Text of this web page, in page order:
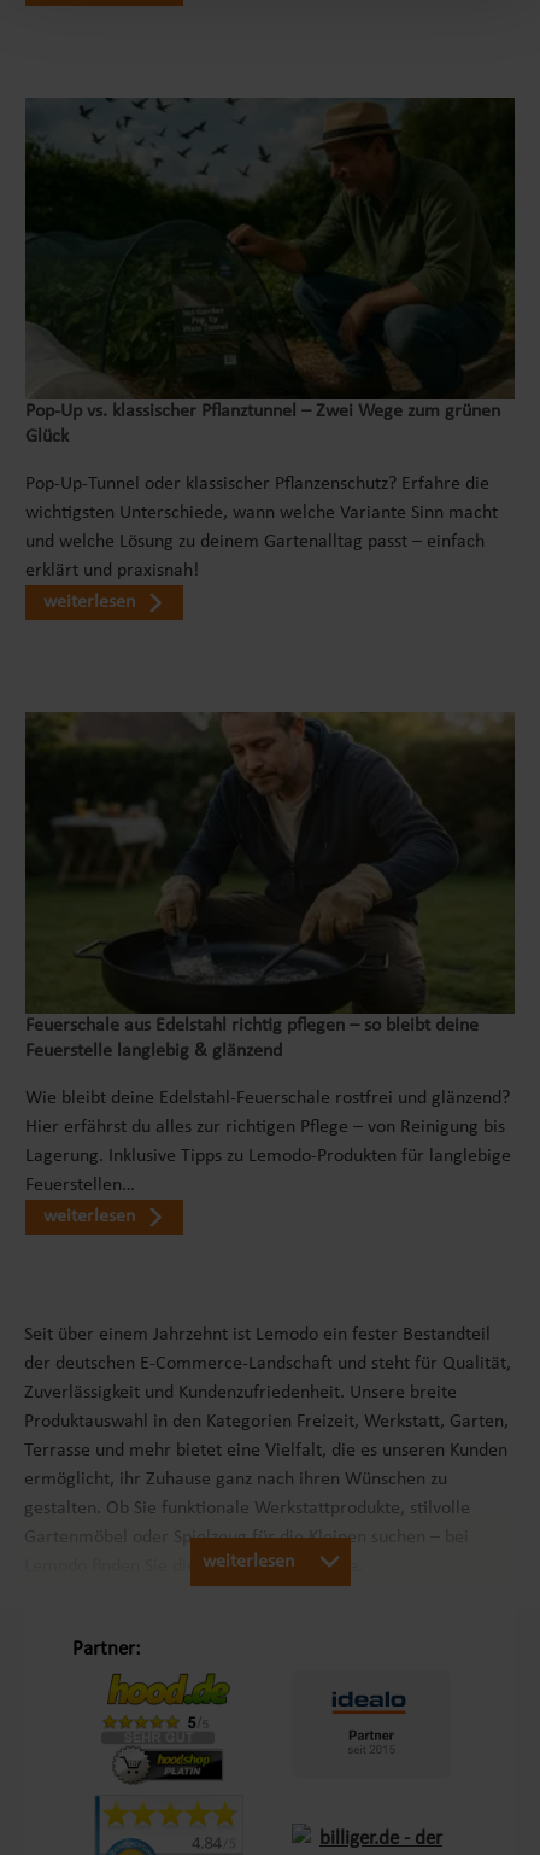
Pop‑Up vs. klassischer Pflanztunnel – Zwei Wege zum grünen
Glück
Pop-Up-Tunnel oder klassischer Pflanzenschutz? Erfahre die
wichtigsten Unterschiede, wann welche Variante Sinn macht
und welche Lösung zu deinem Gartenalltag passt – einfach
erklärt und praxisnah!
weiterlesen
Feuerschale aus Edelstahl richtig pflegen – so bleibt deine
Feuerstelle langlebig & glänzend
Wie bleibt deine Edelstahl-Feuerschale rostfrei und glänzend?
Hier erfährst du alles zur richtigen Pflege – von Reinigung bis
Lagerung. Inklusive Tipps zu Lemodo-Produkten für langlebige
Feuerstellen…
weiterlesen
Seit über einem Jahrzehnt ist Lemodo ein fester Bestandteil
der deutschen E-Commerce-Landschaft und steht für Qualität,
Zuverlässigkeit und Kundenzufriedenheit. Unsere breite
Produktauswahl in den Kategorien Freizeit, Werkstatt, Garten,
Terrasse und mehr bietet eine Vielfalt, die es unseren Kunden
ermöglicht, ihr Zuhause ganz nach ihren Wünschen zu
gestalten. Ob Sie funktionale Werkstattprodukte, stilvolle
Gartenmöbel oder Spielzeug für die Kleinen suchen – bei
Lemodo finden Sie die passenden Produkte.
Mit dem Leitsatz „Schöner Leben in Haus und Garten“ ist es
unser Ziel, das Einkaufserlebnis unserer Kunden in Europa so
angenehm wie möglich zu gestalten. Durch unsere
EigenmarkenLemodo
genau auf die Bedürfnisse unserer Kunden abgestimmt sind.
Diese Marken stehen für Qualität und Funktionalität und
weiterlesen
Partner: